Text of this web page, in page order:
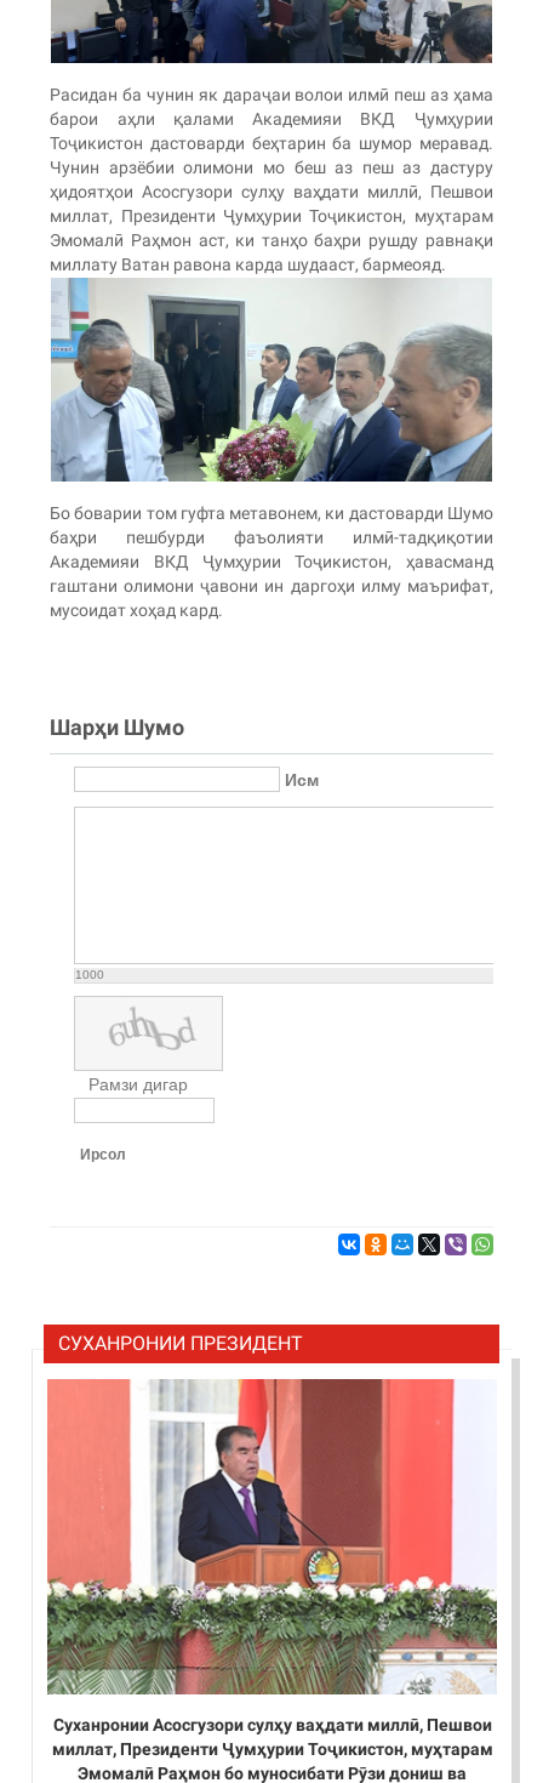
Расидан ба чунин як дараҷаи волои илмӣ пеш аз ҳама
барои аҳли қалами Академияи ВКД Ҷумҳурии
Тоҷикистон дастоварди беҳтарин ба шумор меравад.
Чунин арзёбии олимони мо беш аз пеш аз дастуру
ҳидоятҳои Асосгузори сулҳу ваҳдати миллӣ, Пешвои
миллат, Президенти Ҷумҳурии Тоҷикистон, муҳтарам
Эмомалӣ Раҳмон аст, ки танҳо баҳри рушду равнақи
миллату Ватан равона карда шудааст, бармеояд.
Бо боварии том гуфта метавонем, ки дастоварди Шумо
баҳри пешбурди фаъолияти илмӣ-тадқиқотии
Академияи ВКД Ҷумҳурии Тоҷикистон, ҳавасманд
гаштани олимони ҷавони ин даргоҳи илму маърифат,
мусоидат хоҳад кард.
Шарҳи Шумо
Исм
1000
Рамзи дигар
Ирсол
СУХАНРОНИИ ПРЕЗИДЕНТ
Суханронии Асосгузори сулҳу ваҳдати миллӣ, Пешвои
миллат, Президенти Ҷумҳурии Тоҷикистон, муҳтарам
Эмомалӣ Раҳмон бо муносибати Рӯзи дониш ва